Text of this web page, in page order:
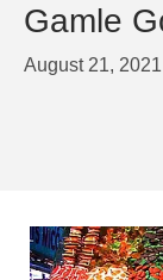
Gamle
August 21, 2021